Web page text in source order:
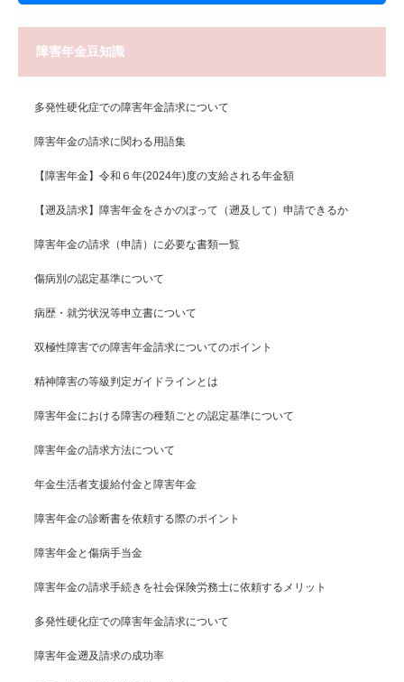
障害年金豆知識
多発性硬化症での障害年金請求について
障害年金の請求に関わる用語集
【障害年金】令和６年(2024年)度の支給される年金額
【遡及請求】障害年金をさかのぼって（遡及して）申請できるか
障害年金の請求（申請）に必要な書類一覧
傷病別の認定基準について
病歴・就労状況等申立書について
双極性障害での障害年金請求についてのポイント
精神障害の等級判定ガイドラインとは
障害年金における障害の種類ごとの認定基準について
障害年金の請求方法について
年金生活者支援給付金と障害年金
障害年金の診断書を依頼する際のポイント
障害年金と傷病手当金
障害年金の請求手続きを社会保険労務士に依頼するメリット
多発性硬化症での障害年金請求について
障害年金遡及請求の成功率